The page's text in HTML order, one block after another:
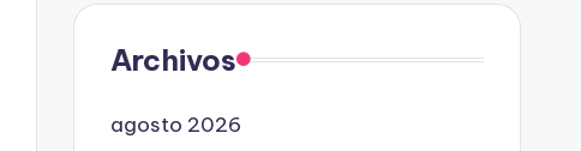
Archivos
agosto 2026